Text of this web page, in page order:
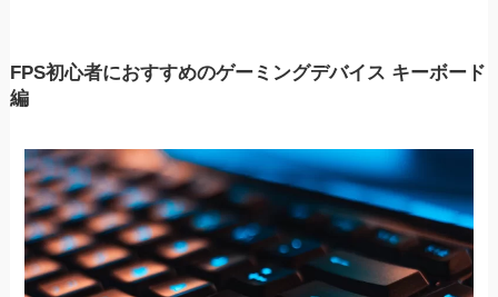
FPS初心者におすすめのゲーミングデバイス キーボード
編